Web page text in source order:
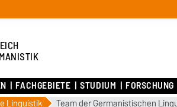
FACHGEBIETE STUDIUM FORSCHUNG
Linguistik Team der Germanistischen